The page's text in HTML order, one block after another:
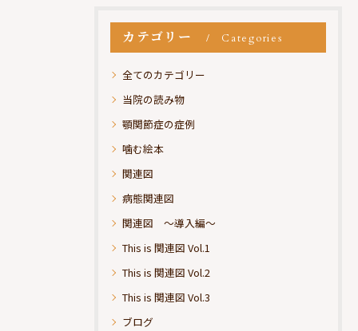
カテゴリー Categories
全てのカテゴリー
当院の読み物
顎関節症の症例
噛む絵本
関連図
病態関連図
関連図 ～導入編～
This is 関連図 Vol.1
This is 関連図 Vol.2
This is 関連図 Vol.3
ブログ